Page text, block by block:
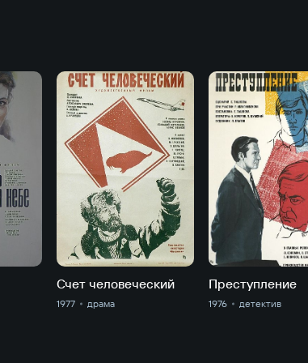
Счет человеческий
1977 драма
Преступление
1976 детектив